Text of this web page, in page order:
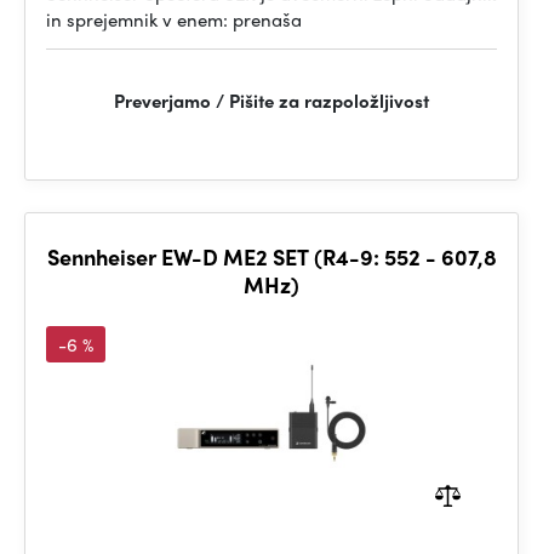
in sprejemnik v enem: prenaša
Preverjamo / Pišite za razpoložljivost
Sennheiser EW-D ME2 SET (R4-9: 552 - 607,8
MHz)
-6 %